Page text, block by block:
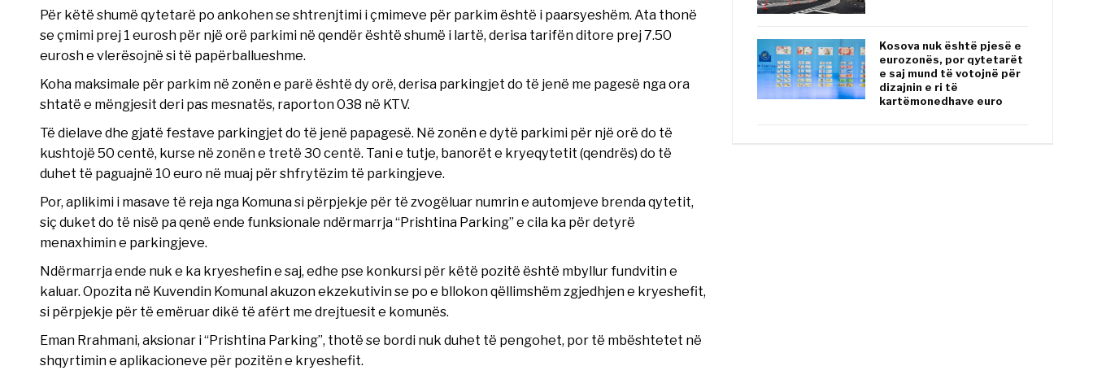
Për këtë shumë qytetarë po ankohen se shtrenjtimi i çmimeve për parkim është i paarsyeshëm. Ata thonë
se çmimi prej 1 eurosh për një orë parkimi në qendër është shumë i lartë, derisa tarifën ditore prej 7.50
eurosh e vlerësojnë si të papërballueshme.
Koha maksimale për parkim në zonën e parë është dy orë, derisa parkingjet do të jenë me pagesë nga ora
shtatë e mëngjesit deri pas mesnatës, raporton 038 në KTV.
Të dielave dhe gjatë festave parkingjet do të jenë papagesë. Në zonën e dytë parkimi për një orë do të
kushtojë 50 centë, kurse në zonën e tretë 30 centë. Tani e tutje, banorët e kryeqytetit (qendrës) do të
duhet të paguajnë 10 euro në muaj për shfrytëzim të parkingjeve.
Por, aplikimi i masave të reja nga Komuna si përpjekje për të zvogëluar numrin e automjeve brenda qytetit,
siç duket do të nisë pa qenë ende funksionale ndërmarrja “Prishtina Parking” e cila ka për detyrë
menaxhimin e parkingjeve.
Ndërmarrja ende nuk e ka kryeshefin e saj, edhe pse konkursi për këtë pozitë është mbyllur fundvitin e
kaluar. Opozita në Kuvendin Komunal akuzon ekzekutivin se po e bllokon qëllimshëm zgjedhjen e kryeshefit,
si përpjekje për të emëruar dikë të afërt me drejtuesit e komunës.
Eman Rrahmani, aksionar i “Prishtina Parking”, thotë se bordi nuk duhet të pengohet, por të mbështetet në
shqyrtimin e aplikacioneve për pozitën e kryeshefit.
Kosova nuk është pjesë e
eurozonës, por qytetarët
e saj mund të votojnë për
dizajnin e ri të
kartëmonedhave euro